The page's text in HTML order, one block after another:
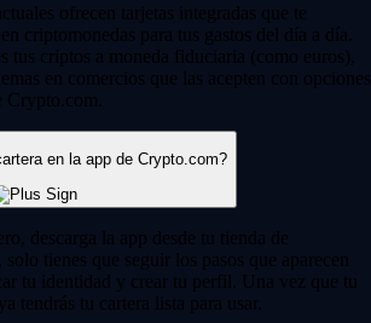
ofrecen tarjetas integradas que te
criptomonedas para tus gastos del día a día.
tus criptos a moneda fiduciaria (como euros),
en comercios que las acepten con opciones
Crypto.com.
en la app de Crypto.com?
descarga la app desde tu tienda de
tienes que seguir los pasos que aparecen
tu identidad y crear tu perfil. Una vez que tu
tendrás tu cartera lista para usar.